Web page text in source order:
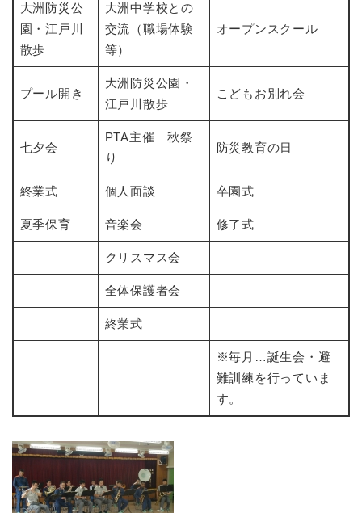
大洲防災公
園・江戸川
散歩
大洲中学校との
交流（職場体験
等）
オープンスクール
プール開き
大洲防災公園・
江戸川散歩
こどもお別れ会
七夕会
PTA主催 秋祭
り
防災教育の日
終業式 個人面談 卒園式
夏季保育 音楽会 修了式
クリスマス会
全体保護者会
終業式
※毎月…誕生会・避
難訓練を行っていま
す。